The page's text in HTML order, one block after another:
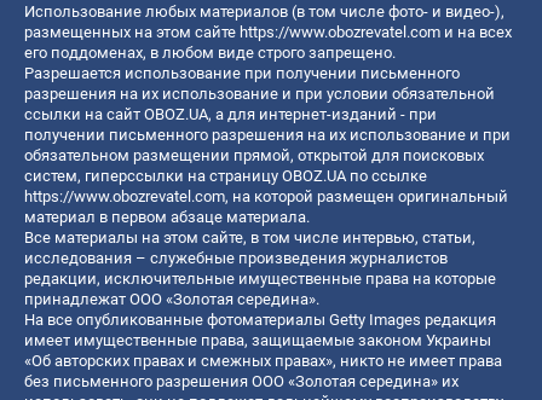
Использование любых материалов (в том числе фото- и видео-),
размещенных на этом сайте https://www.obozrevatel.com и на всех
его поддоменах, в любом виде строго запрещено.
Разрешается использование при получении письменного
разрешения на их использование и при условии обязательной
ссылки на сайт OBOZ.UA, а для интернет-изданий - при
получении письменного разрешения на их использование и при
обязательном размещении прямой, открытой для поисковых
систем, гиперссылки на страницу OBOZ.UA по ссылке
https://www.obozrevatel.com, на которой размещен оригинальный
материал в первом абзаце материала.
Все материалы на этом сайте, в том числе интервью, статьи,
исследования – служебные произведения журналистов
редакции, исключительные имущественные права на которые
принадлежат ООО «Золотая середина».
На все опубликованные фотоматериалы Getty Images редакция
имеет имущественные права, защищаемые законом Украины
«Об авторских правах и смежных правах», никто не имеет права
без письменного разрешения ООО «Золотая середина» их